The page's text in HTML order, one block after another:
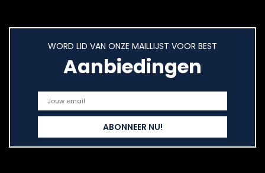
WORD LID VAN ONZE MAILLIJST VOOR BEST
Aanbiedingen